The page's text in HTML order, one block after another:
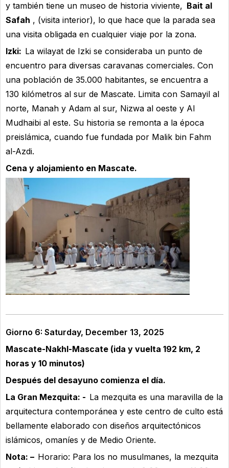
y también tiene un museo de historia viviente, Bait al
Safah , (visita interior), lo que hace que la parada sea
una visita obligada en cualquier viaje por la zona.
Izki: La wilayat de Izki se consideraba un punto de
encuentro para diversas caravanas comerciales. Con
una población de 35.000 habitantes, se encuentra a
130 kilómetros al sur de Mascate. Limita con Samayil al
norte, Manah y Adam al sur, Nizwa al oeste y Al
Mudhaibi al este. Su historia se remonta a la época
preislámica, cuando fue fundada por Malik bin Fahm
al-Azdi.
Cena y alojamiento en Mascate.
Giorno 6: Saturday, December 13, 2025
Mascate-Nakhl-Mascate (ida y vuelta 192 km, 2
horas y 10 minutos)
Después del desayuno comienza el día.
La Gran Mezquita: - La mezquita es una maravilla de la
arquitectura contemporánea y este centro de culto está
bellamente elaborado con diseños arquitectónicos
islámicos, omaníes y de Medio Oriente.
Nota: – Horario: Para los no musulmanes, la mezquita